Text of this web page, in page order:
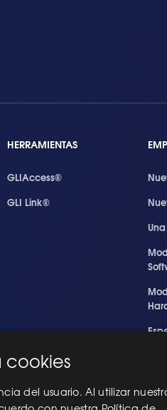
HERRAMIENTAS
GLIAccess®
GLI Link®
cookies
del usuario. Al utilizar